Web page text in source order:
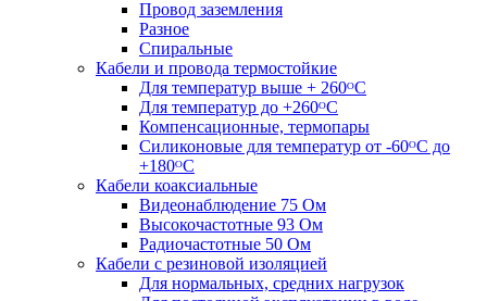
Провод заземления
Разное
Спиральные
Кабели и провода термостойкие
Для температур выше + 260ᴼС
Для температур до +260ᴼС
Компенсационные, термопары
Силиконовые для температур от -60ᴼC до
+180ᴼС
Кабели коаксиальные
Видеонаблюдение 75 Ом
Высокочастотные 93 Ом
Радиочастотные 50 Ом
Кабели с резиновой изоляцией
Для нормальных, средних нагрузок